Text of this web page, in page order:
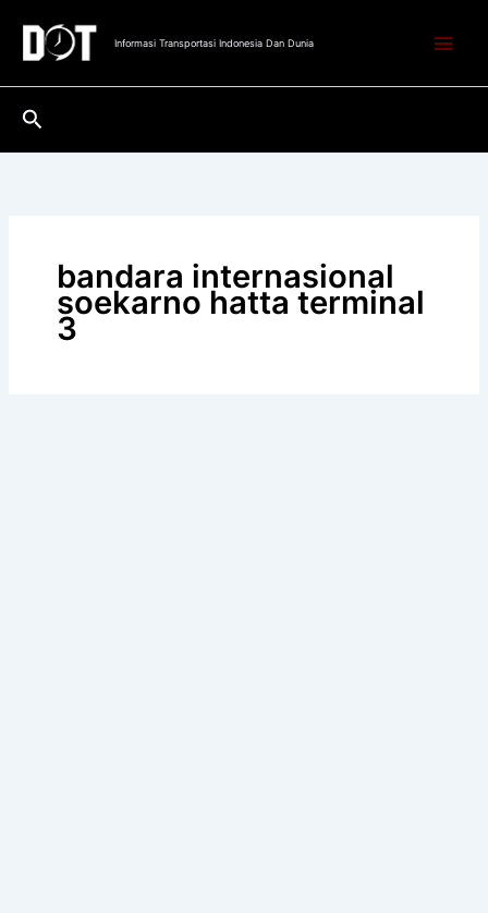
konten
Informasi Transportasi Indonesia Dan Dunia
Cari
bandara internasional
soekarno hatta terminal
3